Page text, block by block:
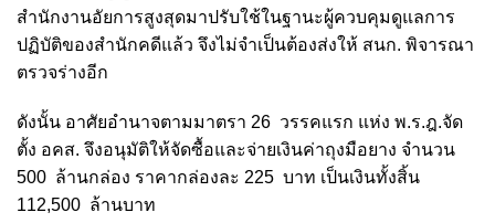
สำนักงานอัยการสูงสุดมาปรับใช้ในฐานะผู้ควบคุมดูแลการ
ปฏิบัติของสำนักคดีแล้ว จึงไม่จำเป็นต้องส่งให้ สนก. พิจารณา
ตรวจร่างอีก
ดังนั้น อาศัยอำนาจตามมาตรา 26 วรรคแรก แห่ง พ.ร.ฎ.จัด
ตั้ง อคส. จึงอนุมัติให้จัดซื้อและจ่ายเงินค่าถุงมือยาง จำนวน
500 ล้านกล่อง ราคากล่องละ 225 บาท เป็นเงินทั้งสิ้น
112,500 ล้านบาท